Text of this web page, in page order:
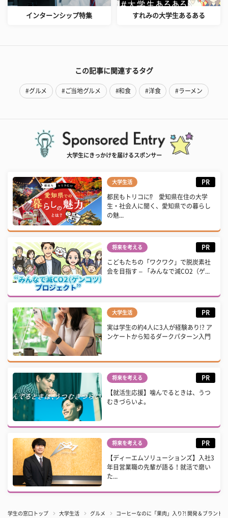
インターンシップ特集 すれみの大学生あるある
この記事に関連するタグ
#グルメ #ご当地グルメ #和食 #洋食 #ラーメン
大学生にきっかけを届けるスポンサー
大学生活 PR
都民もトリコに⁉ 愛知県在住の大学
生・社会人に聞く、愛知県での暮らし
の魅...
将来を考える PR
こどもたちの「ワクワク」で脱炭素社
会を目指す – 「みんなで減CO2（ゲ...
大学生活 PR
実は学生の約4人に3人が経験あり!? ア
ンケートから知るダークパターン入門
将来を考える PR
【就活生応援】噛んでるときは、うつ
むきづらいよ。
将来を考える PR
【ディーエムソリューションズ】入社3
年目営業職の先輩が語る！就活で磨い
た...
学生の窓口トップ 大学生活 グルメ コーヒーなのに「果肉」入り?! 開発＆ブラン